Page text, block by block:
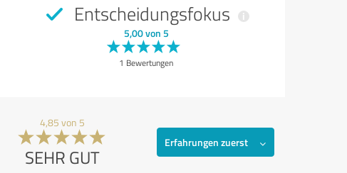
Entscheidungsfokus
5,00 von 5
1 Bewertungen
4,85 von 5
SEHR GUT
Erfahrungen zuerst